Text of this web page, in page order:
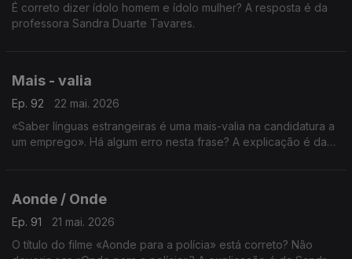
É correto dizer ídolo homem e ídolo mulher? A resposta é da
professora Sandra Duarte Tavares.
Mais - valia
Ep. 92
22 mai. 2026
«Saber línguas estrangeiras é uma mais-valia na candidatura a
um emprego». Há algum erro nesta frase? A explicação é da
Aonde / Onde
Ep. 91
21 mai. 2026
O título do filme «Aonde para a polícia» está correto? Não